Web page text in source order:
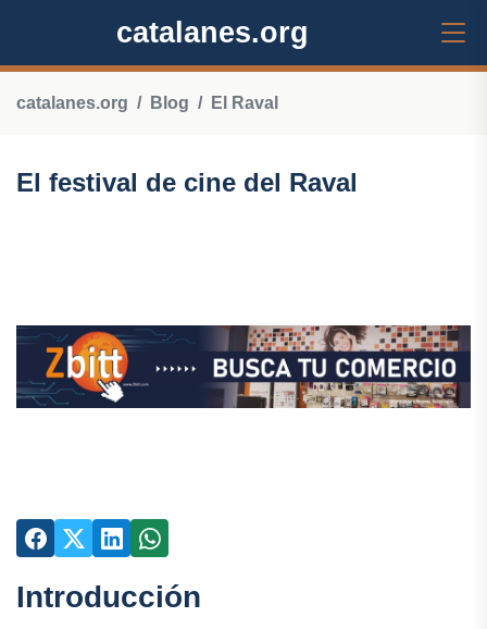
catalanes.org
catalanes.org Blog El Raval
El festival de cine del Raval
Introducción